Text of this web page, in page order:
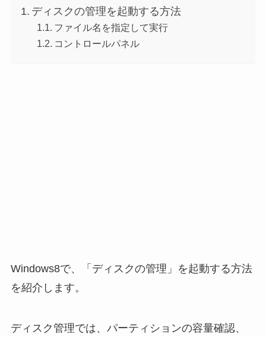
ディスクの管理を起動する方法
ファイル名を指定して実行
コントロールパネル
Windows8で、「ディスクの管理」を起動する方法
を紹介します。
ディスク管理では、パーティションの容量確認、